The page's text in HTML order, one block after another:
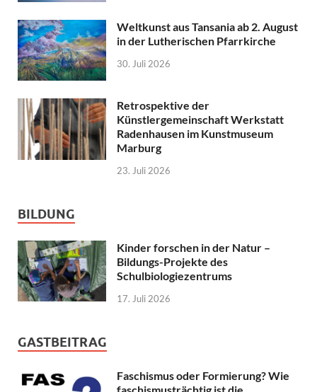
Weltkunst aus Tansania ab 2. August
in der Lutherischen Pfarrkirche
30. Juli 2026
Retrospektive der
Künstlergemeinschaft Werkstatt
Radenhausen im Kunstmuseum
Marburg
23. Juli 2026
BILDUNG
Kinder forschen in der Natur –
Bildungs-Projekte des
Schulbiologiezentrums
17. Juli 2026
GASTBEITRAG
Faschismus oder Formierung? Wie